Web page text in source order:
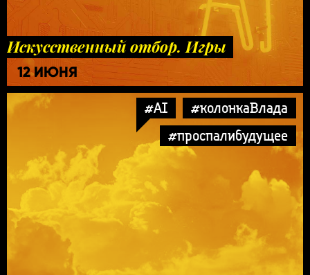
Искусственный отбор. Игры
12 ИЮНЯ
#AI
#колонкаВлада
#проспалибудущее